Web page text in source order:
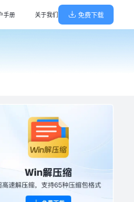
决各类问题，高效省心
音播放器，杜比音效极致体验
虾部署大师
部署大师
本地部署DeepSeek,即刻拥有专属AI
手册 关于我们 免费下载